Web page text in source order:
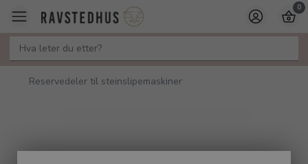
0
Reservedeler til steinslipemaskiner